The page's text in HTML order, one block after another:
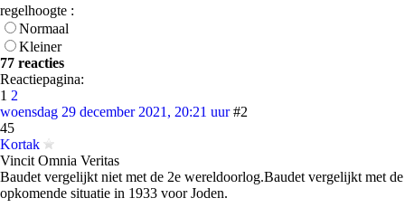
regelhoogte :
Normaal
Kleiner
77 reacties
Reactiepagina:
1 2
woensdag 29 december 2021, 20:21 uur #2
45
Kortak
Vincit Omnia Veritas
Baudet vergelijkt niet met de 2e wereldoorlog.Baudet vergelijkt met de
opkomende situatie in 1933 voor Joden.